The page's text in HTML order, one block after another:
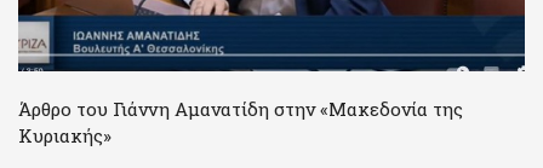
Άρθρο του Γιάννη Αμανατίδη στην «Μακεδονία της
Κυριακής»